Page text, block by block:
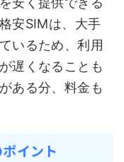
安SIMは、大手
いるため、利用
遅くなることも
ある分、料金も
イント